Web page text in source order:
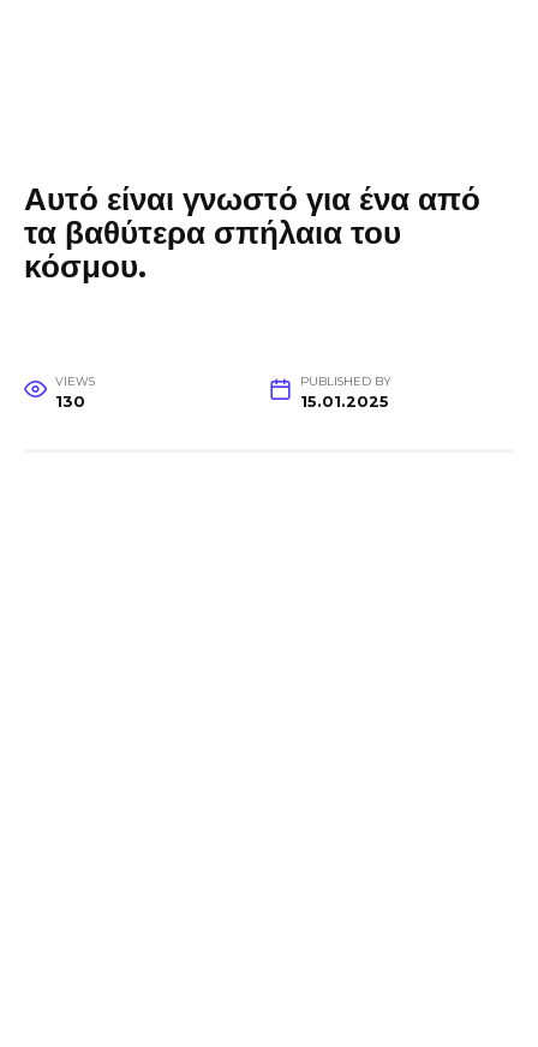
Αυτό είναι γνωστό για ένα από
τα βαθύτερα σπήλαια του
κόσμου.
VIEWS
130
PUBLISHED BY
15.01.2025